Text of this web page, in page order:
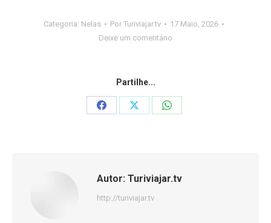
Categoria: Nelas Por Turiviajar.tv
17 Maio, 2026
Deixe um comentário
Partilhe...
Share
Share
Share
Autor: Turiviajar.tv
http://turiviajar.tv